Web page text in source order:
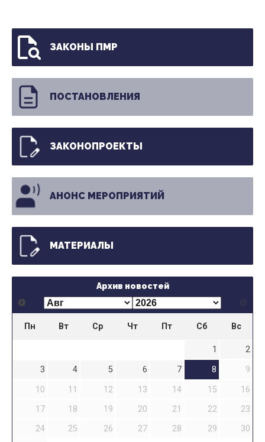
ЗАКОНЫ ПМР
ПОСТАНОВЛЕНИЯ
ЗАКОНОПРОЕКТЫ
АНОНС МЕРОПРИЯТИЙ
МАТЕРИАЛЫ
Архив новостей
Пн Вт Ср Чт Пт Сб Вс
1
2
3
4 5 6 7 8
9
10
11 12 13 14 15
16
17
18 19 20 21 22
23
24
25 26 27 28 29
30